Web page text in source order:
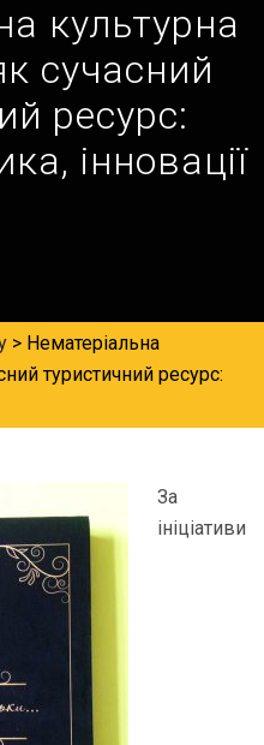
культурна
сучасний
ресурс:
інновації
> Нематеріальна
туристичний ресурс:
За
ініціативи